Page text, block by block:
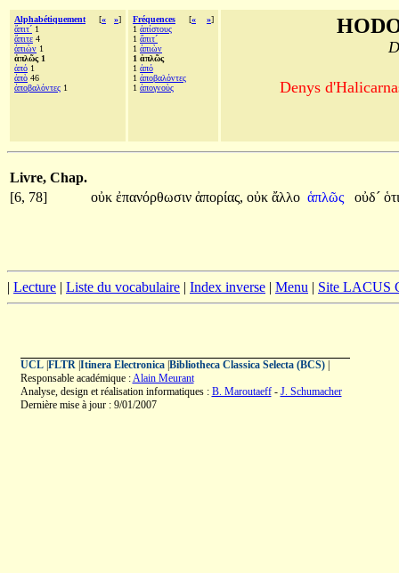
Alphabétiquement [« »]
ἄπιτ´ 1
ἄπιτε 4
ἀπιὼν 1
ἁπλῶς 1
ἀπό 1
ἀπὸ 46
ἀποβαλόντες 1
Fréquences [« »]
1 ἀπίστους
1 ἄπιτ´
1 ἀπιὼν
1 ἁπλῶς
1 ἀπό
1 ἀποβαλόντες
1 ἀπογνοὺς Denys
Livre, Chap.
[6, 78]
οὐκ ἐπανόρθωσιν ἀπορίας, οὐκ ἄλλο ἁπλῶς οὐδ´
| Lecture | Liste du vocabulaire | Index inverse | Menu | Site LACUS
UCL| FLTR| Itinera Electronica| Bibliotheca Classica Selecta (BCS)|
Responsable académique :Alain Meurant
Analyse, design et réalisation informatiques : B. Maroutaeff- J. Schumacher
Dernière mise à jour : 9/01/2007